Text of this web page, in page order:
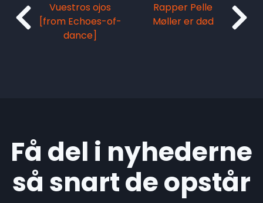
Vuestros ojos
[from Echoes-of-
dance]
Rapper Pelle
Møller er død
Få del i nyhederne
så snart de opstår